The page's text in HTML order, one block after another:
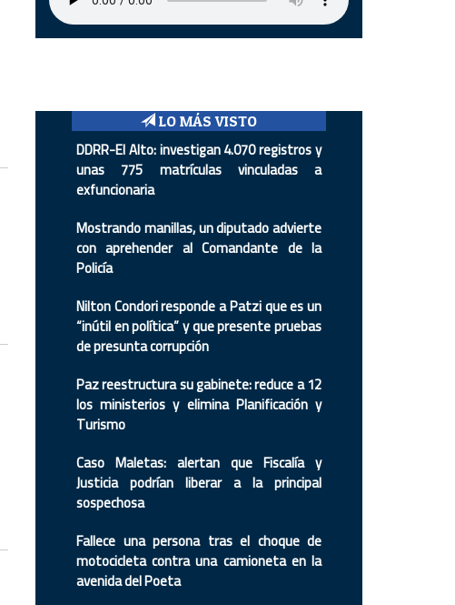
LO MÁS VISTO
DDRR-El Alto: investigan 4.070 registros y
unas 775 matrículas vinculadas a
exfuncionaria
Mostrando manillas, un diputado advierte
con aprehender al Comandante de la
Policía
Nilton Condori responde a Patzi que es un
“inútil en política” y que presente pruebas
de presunta corrupción
Paz reestructura su gabinete: reduce a 12
los ministerios y elimina Planificación y
Turismo
Caso Maletas: alertan que Fiscalía y
Justicia podrían liberar a la principal
sospechosa
Fallece una persona tras el choque de
motocicleta contra una camioneta en la
avenida del Poeta